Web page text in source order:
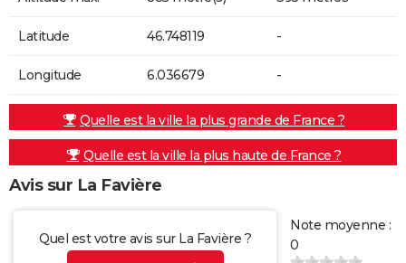
Latitude 46.748119 -
Longitude 6.036679 -
Quelle est la ville la plus grande de France ?
Quelle est la ville la plus haute de France ?
Avis sur La Favière
Quel est votre avis sur La Favière ?
Note moyenne :
0